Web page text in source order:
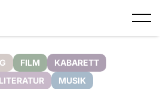
FILM
KABARETT
LITERATUR
MUSIK